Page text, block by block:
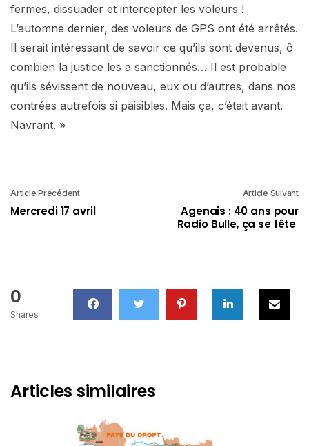
fermes, dissuader et intercepter les voleurs !
L’automne dernier, des voleurs de GPS ont été arrêtés.
Il serait intéressant de savoir ce qu’ils sont devenus, ô
combien la justice les a sanctionnés… Il est probable
qu’ils sévissent de nouveau, eux ou d’autres, dans nos
contrées autrefois si paisibles. Mais ça, c’était avant.
Navrant. »
Article Précédent
Mercredi 17 avril
Article Suivant
Agenais : 40 ans pour
Radio Bulle, ça se fête
0
Shares
Articles similaires